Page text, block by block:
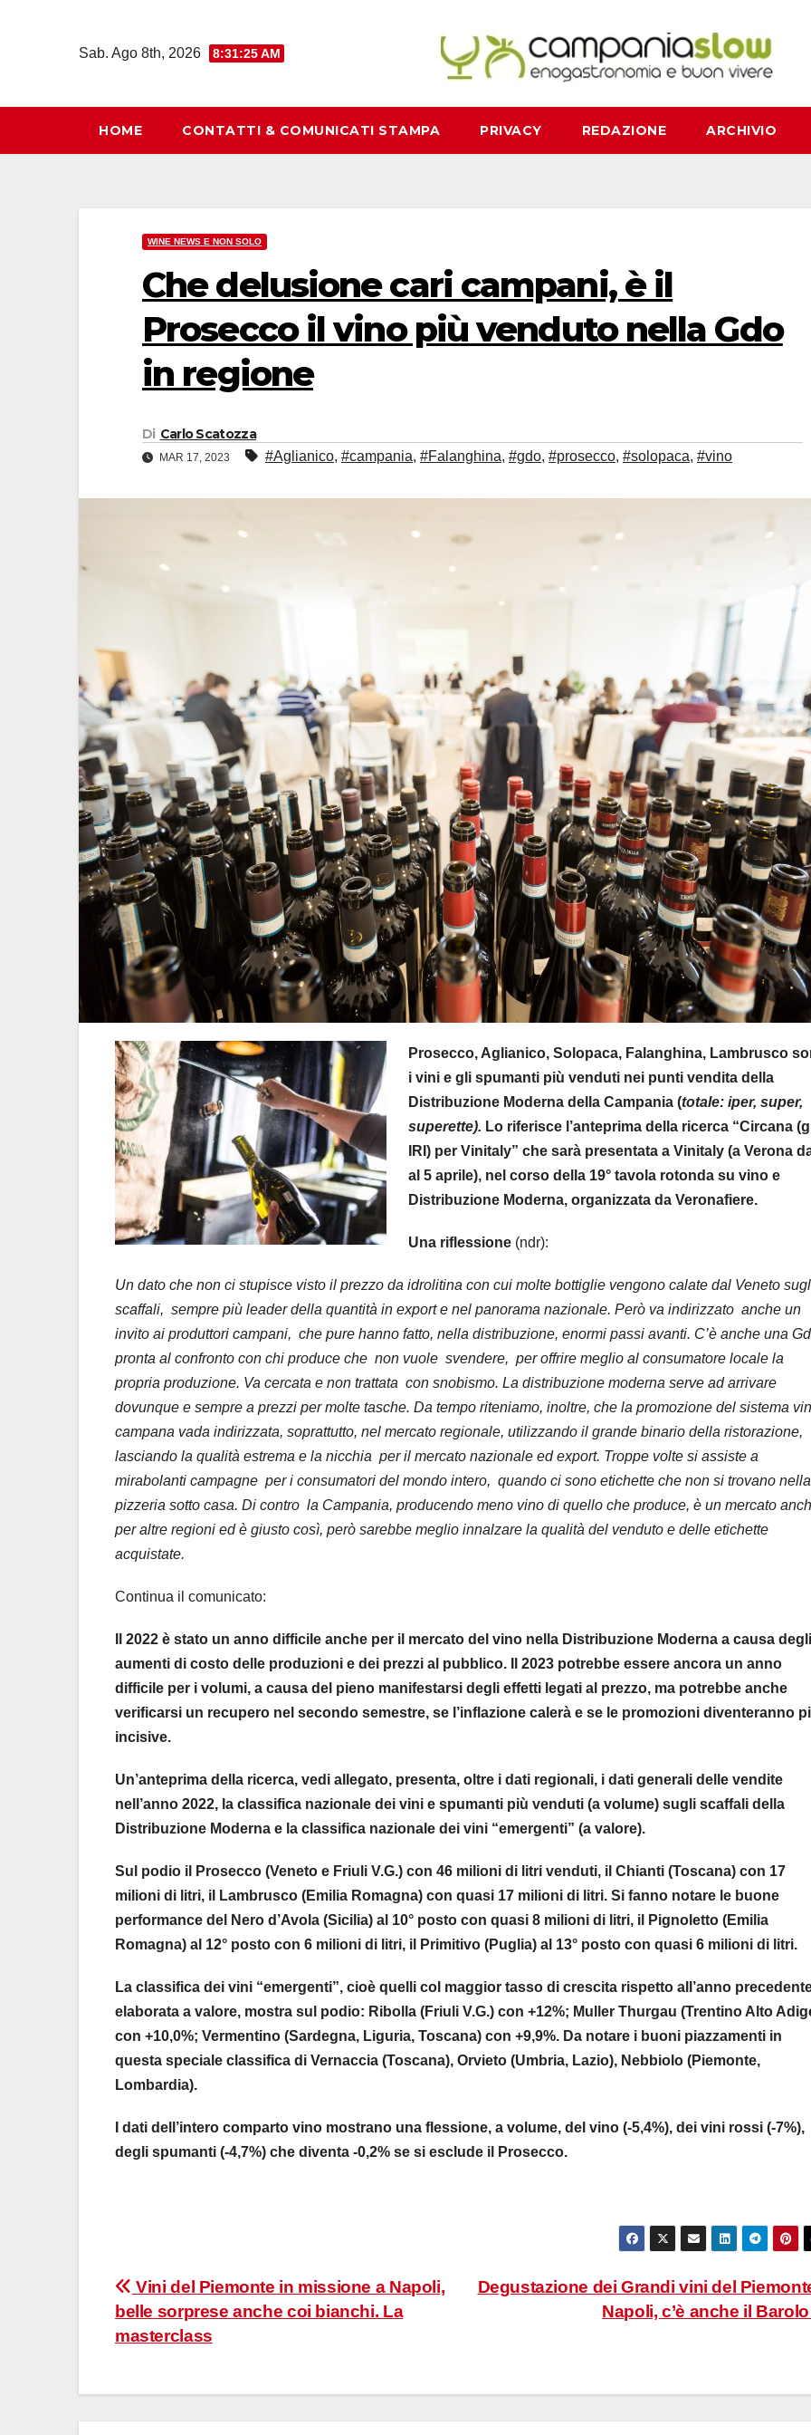
Sab. Ago 8th, 2026 8:31:27 AM
HOME CONTATTI & COMUNICATI STAMPA PRIVACY REDAZIONE ARCHIVIO
WINE NEWS E NON SOLO
Che delusione cari campani, è il
Prosecco il vino più venduto nella Gdo
in regione
Di Carlo Scatozza
MAR 17, 2023 #Aglianico, #campania, #Falanghina, #gdo, #prosecco, #solopaca, #vino
Prosecco, Aglianico, Solopaca, Falanghina, Lambrusco
i vini e gli spumanti più venduti nei punti vendita della
Distribuzione Moderna della Campania (totale: iper, super,
superette). Lo riferisce l’anteprima della ricerca “Circana
IRI) per Vinitaly” che sarà presentata a Vinitaly (a Verona
al 5 aprile), nel corso della 19° tavola rotonda su vino e
Distribuzione Moderna, organizzata da Veronafiere.
Una riflessione (ndr):
Un dato che non ci stupisce visto il prezzo da idrolitina con cui molte bottiglie vengono calate dal Veneto
scaffali, sempre più leader della quantità in export e nel panorama nazionale. Però va indirizzato anche un
invito ai produttori campani, che pure hanno fatto, nella distribuzione, enormi passi avanti. C’è anche una
pronta al confronto con chi produce che non vuole svendere, per offrire meglio al consumatore locale la
propria produzione. Va cercata e non trattata con snobismo. La distribuzione moderna serve ad arrivare
dovunque e sempre a prezzi per molte tasche. Da tempo riteniamo, inoltre, che la promozione del sistema
campana vada indirizzata, soprattutto, nel mercato regionale, utilizzando il grande binario della ristorazione,
lasciando la qualità estrema e la nicchia per il mercato nazionale ed export. Troppe volte si assiste a
mirabolanti campagne per i consumatori del mondo intero, quando ci sono etichette che non si trovano nella
pizzeria sotto casa. Di contro la Campania, producendo meno vino di quello che produce, è un mercato
per altre regioni ed è giusto così, però sarebbe meglio innalzare la qualità del venduto e delle etichette
acquistate.
Continua il comunicato:
Il 2022 è stato un anno difficile anche per il mercato del vino nella Distribuzione Moderna a causa degli
aumenti di costo delle produzioni e dei prezzi al pubblico. Il 2023 potrebbe essere ancora un anno
difficile per i volumi, a causa del pieno manifestarsi degli effetti legati al prezzo, ma potrebbe anche
verificarsi un recupero nel secondo semestre, se l’inflazione calerà e se le promozioni diventeranno
incisive.
Un’anteprima della ricerca, vedi allegato, presenta, oltre i dati regionali, i dati generali delle vendite
nell’anno 2022, la classifica nazionale dei vini e spumanti più venduti (a volume) sugli scaffali della
Distribuzione Moderna e la classifica nazionale dei vini “emergenti” (a valore).
Sul podio il Prosecco (Veneto e Friuli V.G.) con 46 milioni di litri venduti, il Chianti (Toscana) con 17
milioni di litri, il Lambrusco (Emilia Romagna) con quasi 17 milioni di litri. Si fanno notare le buone
performance del Nero d’Avola (Sicilia) al 10° posto con quasi 8 milioni di litri, il Pignoletto (Emilia
Romagna) al 12° posto con 6 milioni di litri, il Primitivo (Puglia) al 13° posto con quasi 6 milioni di litri.
La classifica dei vini “emergenti”, cioè quelli col maggior tasso di crescita rispetto all’anno
elaborata a valore, mostra sul podio: Ribolla (Friuli V.G.) con +12%; Muller Thurgau (Trentino Alto
con +10,0%; Vermentino (Sardegna, Liguria, Toscana) con +9,9%. Da notare i buoni piazzamenti in
questa speciale classifica di Vernaccia (Toscana), Orvieto (Umbria, Lazio), Nebbiolo (Piemonte,
Lombardia).
I dati dell’intero comparto vino mostrano una flessione, a volume, del vino (-5,4%), dei vini rossi (-7%),
degli spumanti (-4,7%) che diventa -0,2% se si esclude il Prosecco.
Navigazione
articoli
Degustazione dei Grandi vini del
Napoli, c’è anche il Barolo
Vini del Piemonte in missione a Napoli,
belle sorprese anche coi bianchi. La
masterclass